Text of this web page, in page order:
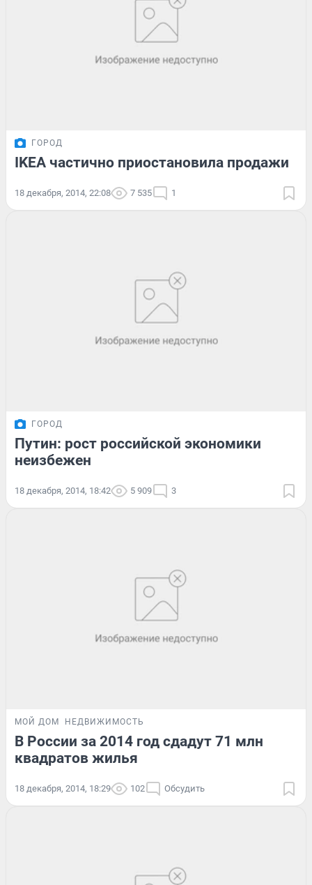
ГОРОД
IKEA частично приостановила продажи
18 декабря, 2014, 22:08 7 535 1
ГОРОД
Путин: рост российской экономики
неизбежен
18 декабря, 2014, 18:42 5 909 3
МОЙ ДОМ НЕДВИЖИМОСТЬ
В России за 2014 год сдадут 71 млн
квадратов жилья
18 декабря, 2014, 18:29 102 Обсудить